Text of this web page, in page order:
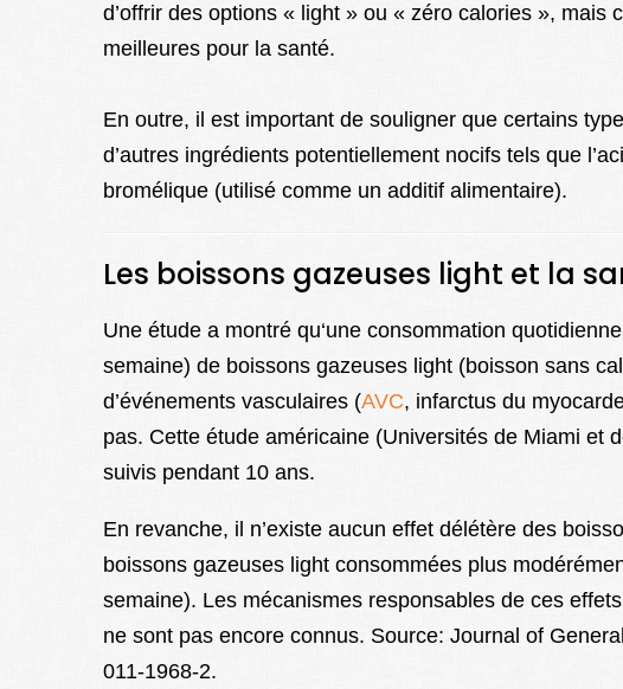
d’offrir des options « light » ou « zéro calories », mais
meilleures pour la santé.
En outre, il est important de souligner que certains
d’autres ingrédients potentiellement nocifs tels que
bromélique (utilisé comme un additif alimentaire).
Les boissons gazeuses light et la
Une étude a montré qu‘une consommation
semaine) de boissons gazeuses light (boisson sans
d’événements vasculaires (AVC, infarctus du
pas. Cette étude américaine (Universités de Miami et
suivis pendant 10 ans.
En revanche, il n’existe aucun effet délétère des
boissons gazeuses light consommées plus
semaine). Les mécanismes responsables de ces
ne sont pas encore connus. Source: Journal of
011-1968-2.